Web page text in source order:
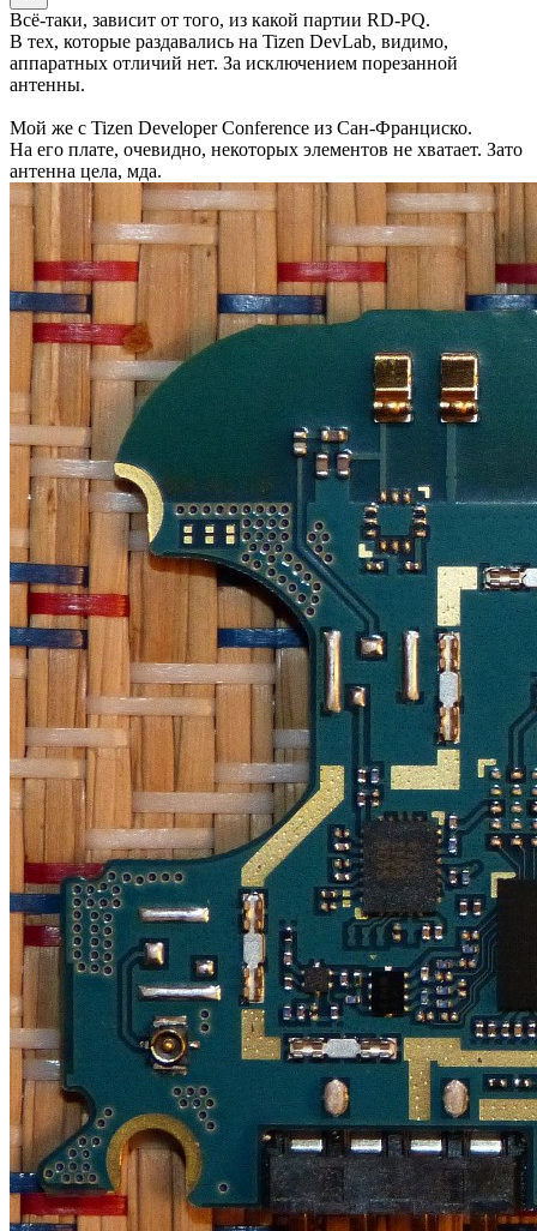
Всё-таки, зависит от того, из какой партии RD-PQ.
В тех, которые раздавались на Tizen DevLab, видимо,
аппаратных отличий нет. За исключением порезанной
антенны.
Мой же с Tizen Developer Conference из Сан-Франциско.
На его плате, очевидно, некоторых элементов не хватает. Зато
антенна цела, мда.